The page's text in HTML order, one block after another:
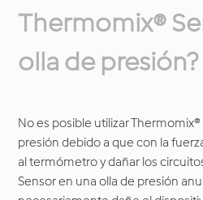
Thermomix®
olla de presión?
No es posible utilizar
presión debido a que con la
al termómetro y dañar los
Sensor en una olla de presión